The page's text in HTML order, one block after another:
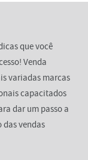
que você
Venda
variadas marcas
capacitados
dar um passo a
das vendas